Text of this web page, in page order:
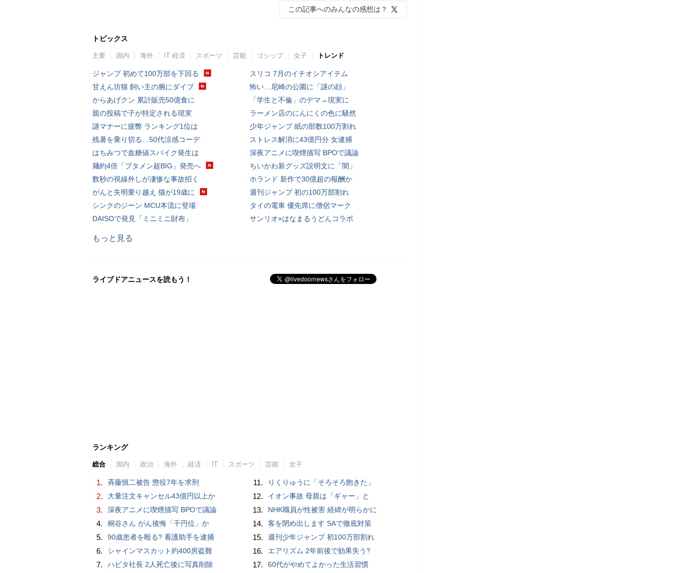
この記事へのみんなの感想は？
トピックス
主要 国内 海外 IT 経済 スポーツ 芸能 ゴシップ 女子 トレンド
ジャンプ 初めて100万部を下回る
甘えん坊猫 飼い主の腕にダイブ
からあげクン 累計販売50億食に
親の投稿で子が特定される現実
謎マナーに疲弊 ランキング1位は
残暑を乗り切る…50代涼感コーデ
はちみつで血糖値スパイク発生は
麺約4倍「ブタメン超BIG」発売へ
数秒の視線外しが凄惨な事故招く
がんと失明乗り越え 猫が19歳に
シンクのジーン MCU本流に登場
DAISOで発見「ミニミニ財布」
スリコ 7月のイチオシアイテム
怖い…尼崎の公園に「謎の顔」
「学生と不倫」のデマ→現実に
ラーメン店のにんにくの色に騒然
少年ジャンプ 紙の部数100万割れ
ストレス解消に43億円分 女逮捕
深夜アニメに喫煙描写 BPOで議論
ちいかわ新グッズ説明文に「闇」
ホランド 新作で30億超の報酬か
週刊ジャンプ 初の100万部割れ
タイの電車 優先席に僧侶マーク
サンリオ×はなまるうどんコラボ
もっと見る
ライブドアニュースを読もう！
ランキング
総合 国内 政治 海外 経済 IT スポーツ 芸能 女子
1. 斉藤慎二被告 懲役7年を求刑
2. 大量注文キャンセル43億円以上か
3. 深夜アニメに喫煙描写 BPOで議論
4. 桐谷さん がん後悔「千円位」か
5. 90歳患者を殴る? 看護助手を逮捕
6. シャインマスカット約400房盗難
7. ハビタ社長 2人死亡後に写真削除
11. りくりゅうに「そろそろ飽きた」
12. イオン事故 母親は「ギャー」と
13. NHK職員が性被害 経緯が明らかに
14. 客を閉め出します SAで徹底対策
15. 週刊少年ジャンプ 初100万部割れ
16. エアリズム 2年前後で効果失う?
17. 60代がやめてよかった生活習慣